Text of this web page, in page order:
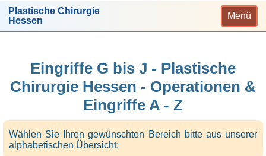
Plastische Chirurgie
Hessen
Menü
Eingriffe G bis J - Plastische
Chirurgie Hessen - Operationen &
Eingriffe A - Z
Wählen Sie Ihren gewünschten Bereich bitte aus unserer
alphabetischen Übersicht: